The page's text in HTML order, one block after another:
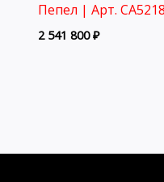
Пепел | Арт. CA5218
2 541 800₽